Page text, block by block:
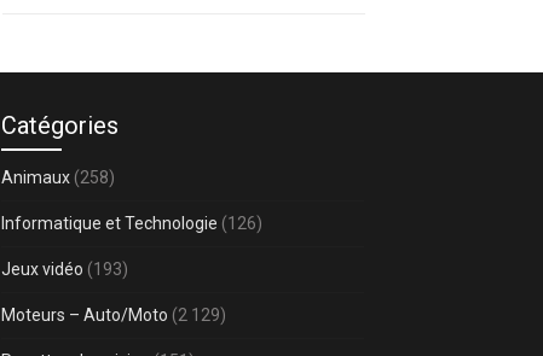
Catégories
Animaux (258)
Informatique et Technologie (126)
Jeux vidéo (193)
Moteurs – Auto/Moto (2 129)